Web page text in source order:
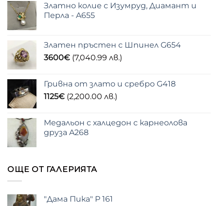
Златно колие с Изумруд, Диамант и
Перла - A655
Златен пръстен с Шпинел G654
3600€ (7,040.99 лв.)
Гривна от злато и сребро G418
1125€ (2,200.00 лв.)
Медальон с халцедон с карнеолова
друза A268
ОЩЕ ОТ ГАЛЕРИЯТА
"Дама Пика" P 161